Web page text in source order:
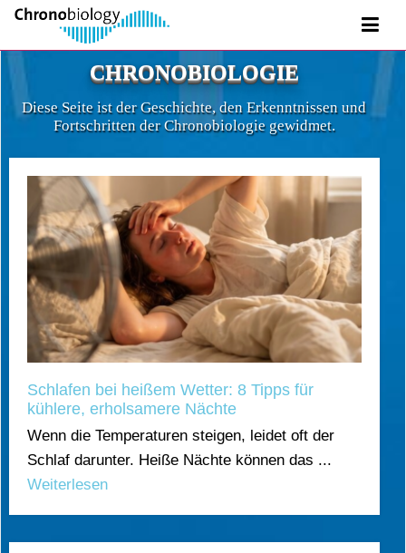
CHRONOBIOLOGIE
Diese Seite ist der Geschichte, den Erkenntnissen und
Fortschritten der Chronobiologie gewidmet.
Schlafen bei heißem Wetter: 8 Tipps für
kühlere, erholsamere Nächte
Wenn die Temperaturen steigen, leidet oft der
Schlaf darunter. Heiße Nächte können das ...
Weiterlesen